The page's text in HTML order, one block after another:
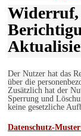
Widerruf,
Der Nutzer hat das
über die
Zusätzlich hat der
Sperrung und
keine gesetzliche
Datenschutz-